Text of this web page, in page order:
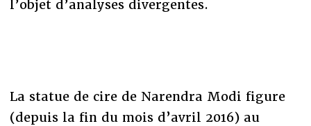
l’objet d’analyses divergentes.
La statue de cire de Narendra Modi figure
(depuis la fin du mois d’avril 2016) au